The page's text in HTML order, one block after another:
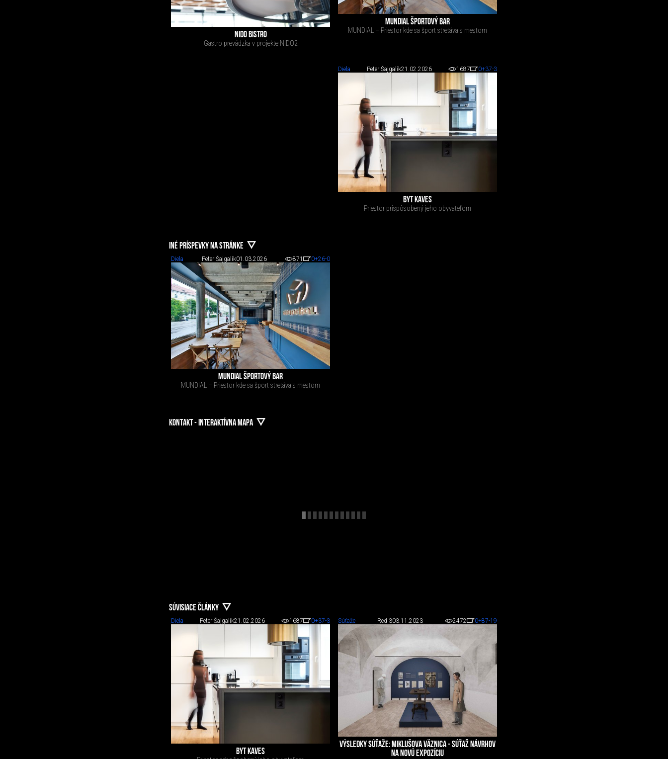
NIDO BISTRO
Gastro prevádzka v projekte NIDO2
MUNDIAL ŠPORTOVÝ BAR
MUNDIAL – Priestor kde sa šport stretáva s mestom
Diela Peter Šajgalík21.02.2026 1687 0+37-3
BYT KAVES
Priestor prispôsobený jeho obyvateľom
INÉ PRÍSPEVKY NA STRÁNKE
Diela Peter Šajgalík01.03.2026 871 0+26-0
MUNDIAL ŠPORTOVÝ BAR
MUNDIAL – Priestor kde sa šport stretáva s mestom
KONTAKT - INTERAKTÍVNA MAPA
SÚVISIACE ČLÁNKY
Diela Peter Šajgalík21.02.2026 1687 0+37-3
BYT KAVES
Súťaže Red 303.11.2023 2472 0+87-19
VÝSLEDKY SÚŤAŽE: MIKLUŠOVA VÄZNICA - SÚŤAŽ NÁVRHOV
NA NOVÚ EXPOZÍCIU